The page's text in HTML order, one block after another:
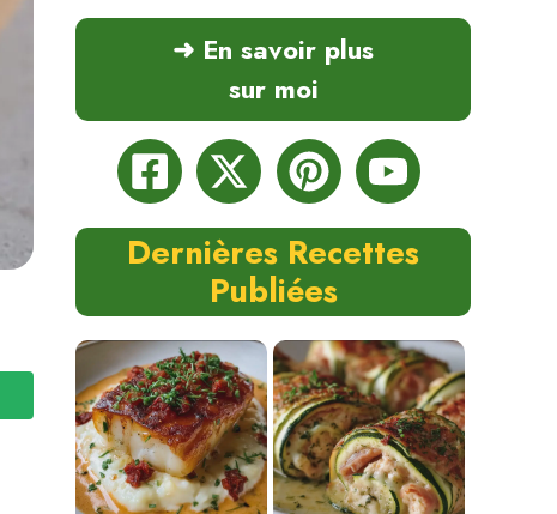
➜ En savoir plus
sur moi
Dernières Recettes
Publiées